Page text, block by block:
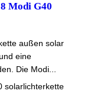
Modi G40
außen solar
eine
Die Modi...
solarlichterkette